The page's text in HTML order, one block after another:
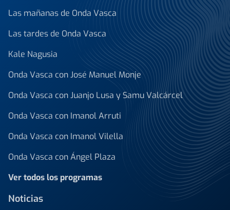
Las mañanas de Onda Vasca
Las tardes de Onda Vasca
Kale Nagusia
Onda Vasca con José Manuel Monje
Onda Vasca con Juanjo Lusa y Samu Valcárcel
Onda Vasca con Imanol Arruti
Onda Vasca con Imanol Vilella
Onda Vasca con Ángel Plaza
Ver todos los programas
Noticias